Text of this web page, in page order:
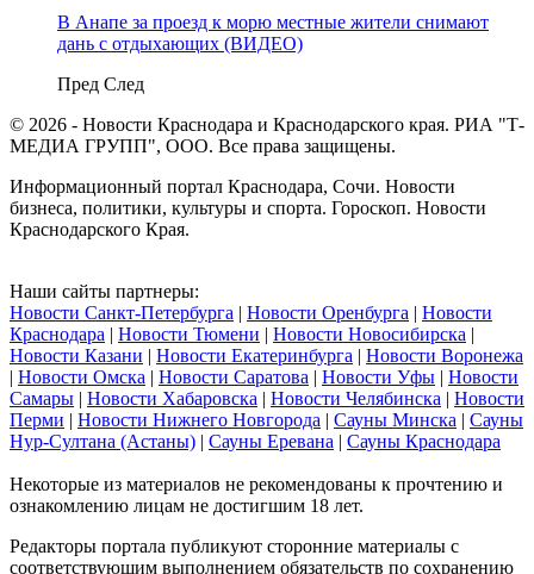
В Анапе за проезд к морю местные жители снимают
дань с отдыхающих (ВИДЕО)
Пред След
© 2026 - Новости Краснодара и Краснодарского края. РИА "Т-
МЕДИА ГРУПП", ООО. Все права защищены.
Информационный портал Краснодара, Сочи. Новости
бизнеса, политики, культуры и спорта. Гороскоп. Новости
Краснодарского Края.
Наши сайты партнеры:
Новости Санкт-Петербурга | Новости Оренбурга | Новости
Краснодара | Новости Тюмени | Новости Новосибирска |
Новости Казани | Новости Екатеринбурга | Новости Воронежа
| Новости Омска | Новости Саратова | Новости Уфы | Новости
Самары | Новости Хабаровска | Новости Челябинска | Новости
Перми | Новости Нижнего Новгорода | Сауны Минска | Сауны
Нур-Султана (Астаны) | Сауны Еревана | Сауны Краснодара
Некоторые из материалов не рекомендованы к прочтению и
ознакомлению лицам не достигшим 18 лет.
Редакторы портала публикуют сторонние материалы с
соответствующим выполнением обязательств по сохранению